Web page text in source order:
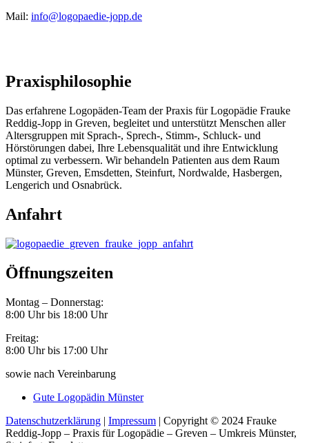
Mail: info@logopaedie-jopp.de
Praxisphilosophie
Das erfahrene Logopäden-Team der Praxis für Logopädie Frauke
Reddig-Jopp in Greven, begleitet und unterstützt Menschen aller
Altersgruppen mit Sprach-, Sprech-, Stimm-, Schluck- und
Hörstörungen dabei, Ihre Lebensqualität und ihre Entwicklung
optimal zu verbessern. Wir behandeln Patienten aus dem Raum
Münster, Greven, Emsdetten, Steinfurt, Nordwalde, Hasbergen,
Lengerich und Osnabrück.
Anfahrt
Öffnungszeiten
Montag – Donnerstag:
8:00 Uhr bis 18:00 Uhr
Freitag:
8:00 Uhr bis 17:00 Uhr
sowie nach Vereinbarung
Gute Logopädin Münster
Datenschutzerklärung | Impressum | Copyright © 2024 Frauke
Reddig-Jopp – Praxis für Logopädie – Greven – Umkreis Münster,